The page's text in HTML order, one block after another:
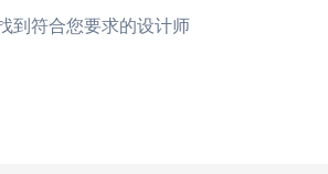
到符合您要求的设计师